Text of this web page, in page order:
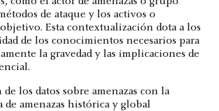
de ataque y los activos o
Esta contextualización dota a los
de los conocimientos necesarios para
la gravedad y las implicaciones de
los datos sobre amenazas con la
amenazas histórica y global